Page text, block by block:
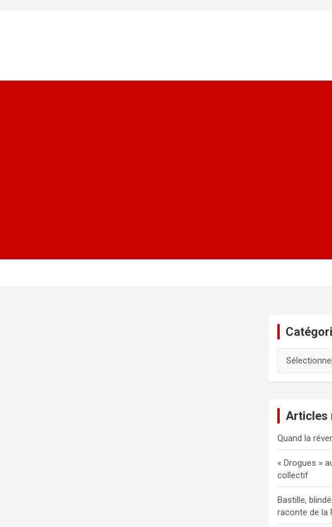
Articles
Quand la
« Drogues »
collectif
Bastille,
raconte de la